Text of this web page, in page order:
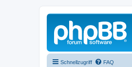
Schnellzugriff FAQ